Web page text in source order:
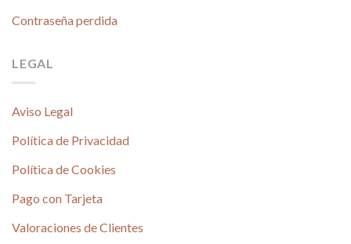
Contraseña perdida
LEGAL
Aviso Legal
Política de Privacidad
Política de Cookies
Pago con Tarjeta
Valoraciones de Clientes